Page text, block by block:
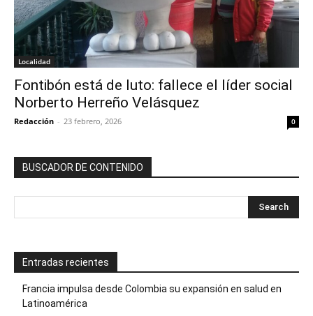
Localidad
Fontibón está de luto: fallece el líder social
Norberto Herreño Velásquez
Redacción - 23 febrero, 2026 0
BUSCADOR DE CONTENIDO
Entradas recientes
Francia impulsa desde Colombia su expansión en salud en
Latinoamérica